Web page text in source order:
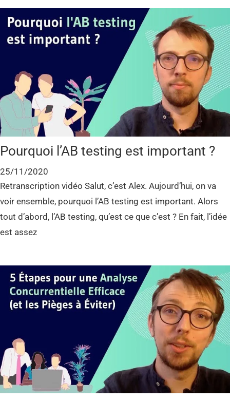
Pourquoi l’AB testing est important ?
25/11/2020
Retranscription vidéo Salut, c’est Alex. Aujourd’hui, on va
voir ensemble, pourquoi l’AB testing est important. Alors
tout d’abord, l’AB testing, qu’est ce que c’est ? En fait, l’idée
est assez